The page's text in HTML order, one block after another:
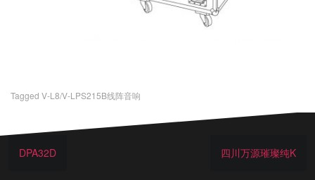
Tagged V-L8/V-LPS215B线阵音响
DPA32D 四川万源璀璨纯K